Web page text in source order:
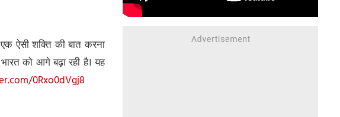
ऐसी शक्ति की बात करना
को आगे बढ़ा रही है। यह
0Rxo0dVgj8